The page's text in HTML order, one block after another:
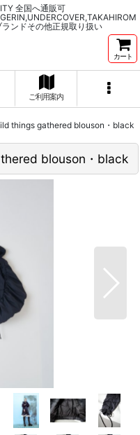
全国へ通販可
ンドその他正規取り扱い
カート
ご利用案内
things gathered blouson・black
blouson・black